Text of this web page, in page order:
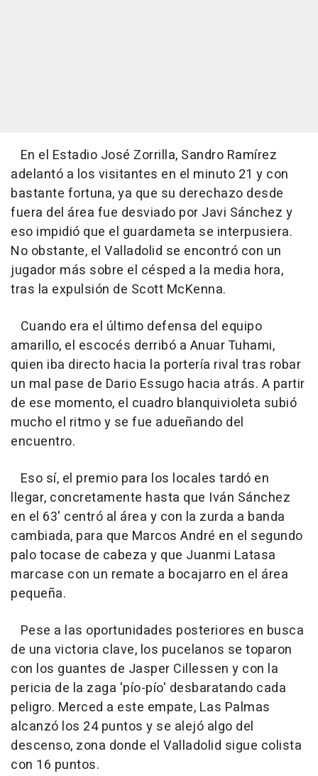
En el Estadio José Zorrilla, Sandro Ramírez
adelantó a los visitantes en el minuto 21 y con
bastante fortuna, ya que su derechazo desde
fuera del área fue desviado por Javi Sánchez y
eso impidió que el guardameta se interpusiera.
No obstante, el Valladolid se encontró con un
jugador más sobre el césped a la media hora,
tras la expulsión de Scott McKenna.
Cuando era el último defensa del equipo
amarillo, el escocés derribó a Anuar Tuhami,
quien iba directo hacia la portería rival tras robar
un mal pase de Dario Essugo hacia atrás. A partir
de ese momento, el cuadro blanquivioleta subió
mucho el ritmo y se fue adueñando del
encuentro.
Eso sí, el premio para los locales tardó en
llegar, concretamente hasta que Iván Sánchez
en el 63' centró al área y con la zurda a banda
cambiada, para que Marcos André en el segundo
palo tocase de cabeza y que Juanmi Latasa
marcase con un remate a bocajarro en el área
pequeña.
Pese a las oportunidades posteriores en busca
de una victoria clave, los pucelanos se toparon
con los guantes de Jasper Cillessen y con la
pericia de la zaga 'pío-pío' desbaratando cada
peligro. Merced a este empate, Las Palmas
alcanzó los 24 puntos y se alejó algo del
descenso, zona donde el Valladolid sigue colista
con 16 puntos.